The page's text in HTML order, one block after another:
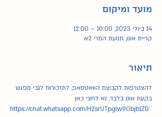
מועד ומיקום
14 ביולי 2023, 10:00 – 12:00
קריית אונו, תנועת המרי 2א
תיאור
להצטרפות לקבוצת הוואטסאפ, לתזכורות לגבי מפגש
בקעת אונו בלבד, נא לחצי כאן
https://chat.whatsapp.com/H2srUTpglw9Gbjb1ZD